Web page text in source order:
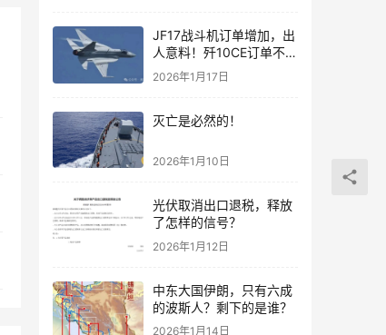
JF17战斗机订单增加，出
人意料！歼10CE订单不要
急，都会有的！
2026年1月17日
灭亡是必然的！
2026年1月10日
光伏取消出口退税，释放
了怎样的信号？
2026年1月12日
中东大国伊朗，只有六成
的波斯人？剩下的是谁？
2026年1月14日